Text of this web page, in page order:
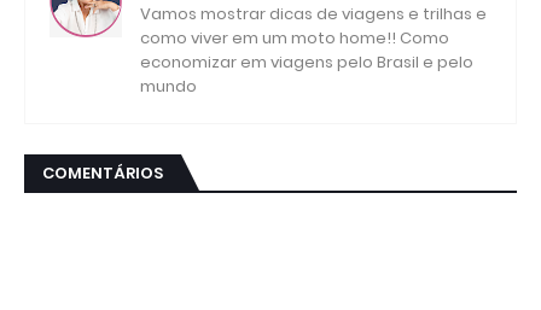
Vamos mostrar dicas de viagens e trilhas e
como viver em um moto home!! Como
economizar em viagens pelo Brasil e pelo
mundo
COMENTÁRIOS